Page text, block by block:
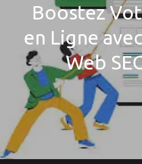
Boostez
en Ligne
Web